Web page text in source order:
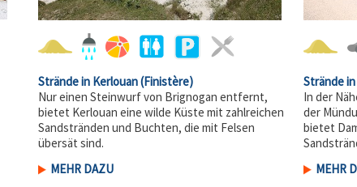
Strände in Kerlouan(Finistère)
Nur einen Steinwurf von Brignogan entfernt,
bietet Kerlouan eine wilde Küste mit zahlreichen
Sandstränden und Buchten, die mit Felsen
übersät sind.
MEHR DAZU
Strände
In der
der
bietet
MEHR